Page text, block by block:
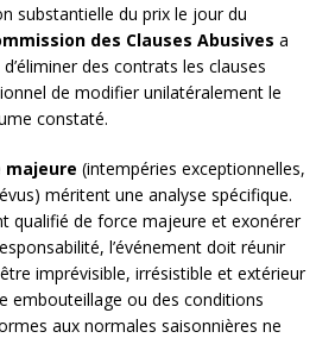
substantielle du prix le jour du
des Clauses Abusives a
des contrats les clauses
de modifier unilatéralement le
constaté.
majeure (intempéries exceptionnelles,
méritent une analyse spécifique.
qualifié de force majeure et exonérer
l’événement doit réunir
imprévisible, irrésistible et extérieur
embouteillage ou des conditions
aux normales saisonnières ne